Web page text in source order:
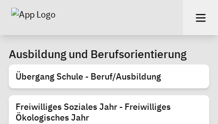
Ausbildung und Berufsorientierung
Übergang Schule - Beruf/Ausbildung
Freiwilliges Soziales Jahr - Freiwilliges
Ökologisches Jahr